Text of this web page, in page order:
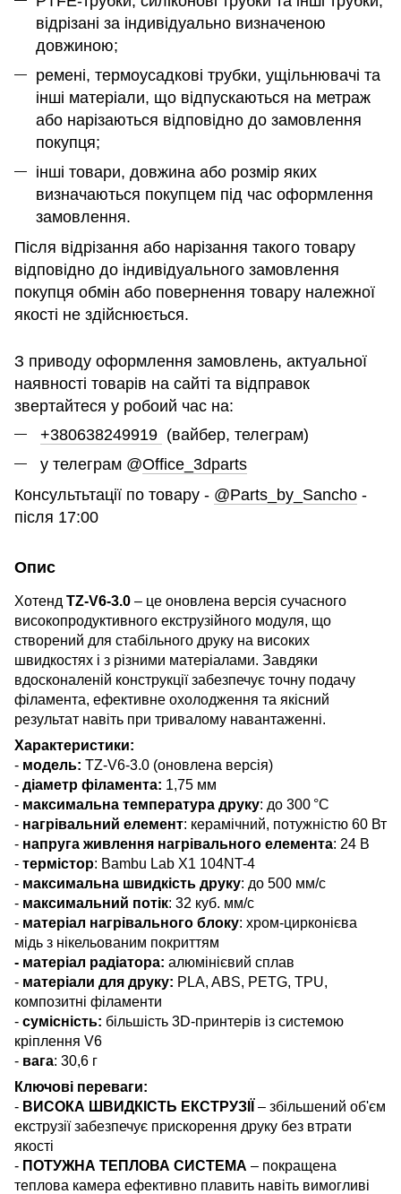
відрізані за індивідуально визначеною
довжиною;
ремені, термоусадкові трубки, ущільнювачі та
інші матеріали, що відпускаються на метраж
або нарізаються відповідно до замовлення
покупця;
інші товари, довжина або розмір яких
визначаються покупцем під час оформлення
замовлення.
Після відрізання або нарізання такого товару
відповідно до індивідуального замовлення
покупця обмін або повернення товару належної
якості не здійснюється.
З приводу оформлення замовлень, актуальної
наявності товарів на сайті та відправок
звертайтеся у робоий час на:
+380638249919 (вайбер, телеграм)
у телеграм @Office_3dparts
Консультьтації по товару - @Parts_by_Sancho -
після 17:00
Опис
Хотенд TZ-V6-3.0 – це оновлена версія сучасного
високопродуктивного екструзійного модуля, що
створений для стабільного друку на високих
швидкостях і з різними матеріалами. Завдяки
вдосконаленій конструкції забезпечує точну подачу
філамента, ефективне охолодження та якісний
результат навіть при тривалому навантаженні.
Характеристики:
- модель: TZ-V6-3.0 (оновлена версія)
- діаметр філамента: 1,75 мм
- максимальна температура друку: до 300 °C
- нагрівальний елемент: керамічний, потужністю 60 Вт
- напруга живлення нагрівального елемента: 24 В
- термістор: Bambu Lab X1 104NT-4
- максимальна швидкість друку: до 500 мм/с
- максимальний потік: 32 куб. мм/с
- матеріал нагрівального блоку: хром-цирконієва
мідь з нікельованим покриттям
- матеріал радіатора: алюмінієвий сплав
- матеріали для друку: PLA, ABS, PETG, TPU,
композитні філаменти
- сумісність: більшість 3D-принтерів із системою
кріплення V6
- вага: 30,6 г
Ключові переваги:
- ВИСОКА ШВИДКІСТЬ ЕКСТРУЗІЇ
– збільшений об'єм
екструзії забезпечує прискорення друку без втрати
якості
- ПОТУЖНА ТЕПЛОВА СИСТЕМА – покращена
теплова камера ефективно плавить навіть вимогливі